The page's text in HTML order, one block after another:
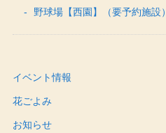
野球場【西園】（要予約施設）
イベント情報
花ごよみ
お知らせ